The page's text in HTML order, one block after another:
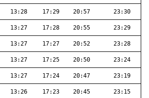
13:28 17:29 20:57 23:30
13:27 17:28 20:55 23:29
13:27 17:27 20:52 23:28
13:27 17:25 20:50 23:24
13:27 17:24 20:47 23:19
13:26 17:23 20:45 23:15